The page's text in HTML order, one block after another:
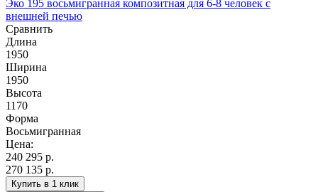
Эко 195 восьмигранная композитная для 6-8 человек с
внешней печью
Сравнить
Длина
1950
Ширина
1950
Высота
1170
Форма
Восьмигранная
Цена:
240 295 р.
270 135 р.
Купить в 1 клик